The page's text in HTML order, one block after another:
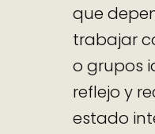
que
trabajar
o grupos
reflejo y
estado